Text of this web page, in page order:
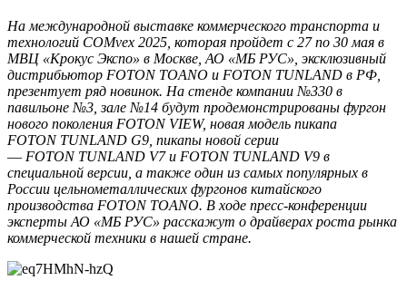
На международной выставке коммерческого транспорта и
технологий COMvex 2025, которая пройдет с 27 по 30 мая в
МВЦ «Крокус Экспо» в Москве, АО «МБ РУС», эксклюзивный
дистрибьютор FOTON TOANO и FOTON TUNLAND в РФ
презентует ряд новинок. На стенде компании №330 в
павильоне №3, зале №14 будут продемонстрированы фургон
нового поколения FOTON VIEW, новая модель пикапа
FOTON TUNLAND G9, пикапы новой серии
— FOTON TUNLAND V7и FOTON TUNLAND V9 в
специальной версии, а также один из самых популярных в
России цельнометаллических фургонов китайского
производства FOTON TOANO. В ходе пресс-конференции
эксперты АО «МБ РУС» расскажут о драйверах роста рынка
коммерческой техники в нашей стране.